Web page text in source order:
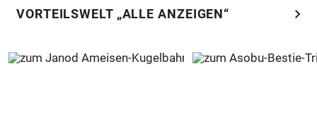
VORTEILSWELT „ALLE ANZEIGEN“ chevron_right